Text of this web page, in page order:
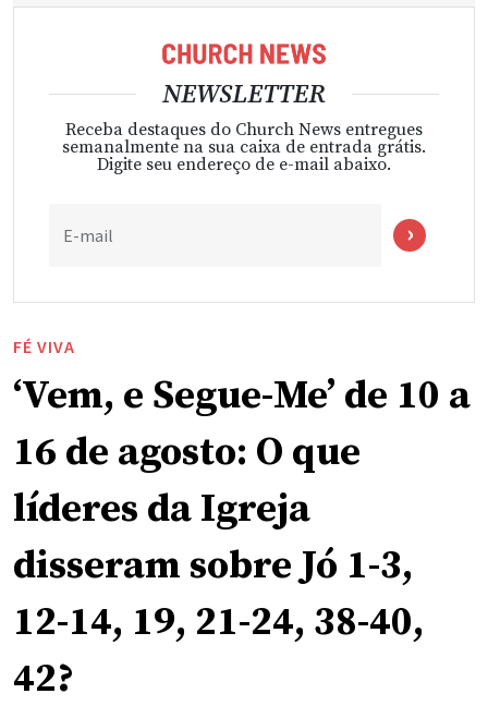
NEWSLETTER
Receba destaques do Church News entregues
semanalmente na sua caixa de entrada grátis.
Digite seu endereço de e-mail abaixo.
E-mail
FÉ VIVA
‘Vem, e Segue-Me’ de 10 a
16 de agosto: O que
líderes da Igreja
disseram sobre Jó 1-3,
12-14, 19, 21-24, 38-40,
42?